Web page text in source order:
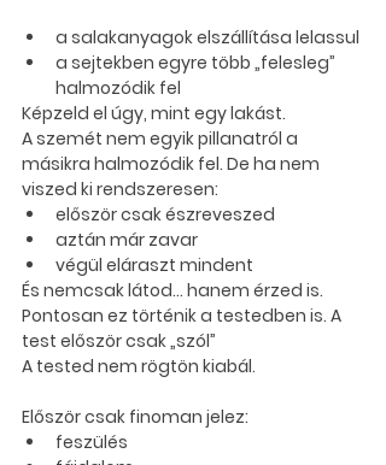
a salakanyagok elszállítása lelassul
a sejtekben egyre több „felesleg”
halmozódik fel
Képzeld el úgy, mint egy lakást.
A szemét nem egyik pillanatról a
másikra halmozódik fel. De ha nem
viszed ki rendszeresen:
először csak észreveszed
aztán már zavar
végül eláraszt mindent
És nemcsak látod… hanem érzed is.
Pontosan ez történik a testedben is. A
test először csak „szól”
A tested nem rögtön kiabál.
Először csak finoman jelez:
feszülés